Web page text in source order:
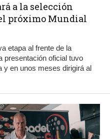
a la selección
próximo Mundial
etapa al frente de la
presentación oficial tuvo
y en unos meses dirigirá al